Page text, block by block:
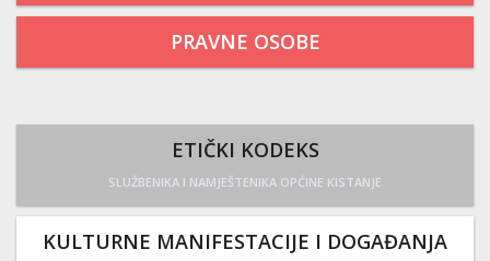
PRAVNE OSOBE
ETIČKI KODEKS
SLUŽBENIKA I NAMJEŠTENIKA OPĆINE KISTANJE
KULTURNE MANIFESTACIJE I DOGAĐANJA